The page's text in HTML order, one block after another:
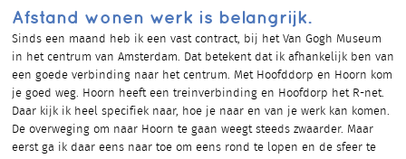
Afstand wonen werk is belangrijk.
Sinds een maand heb ik een vast contract, bij het Van Gogh Museum
in het centrum van Amsterdam. Dat betekent dat ik afhankelijk ben van
een goede verbinding naar het centrum. Met Hoofddorp en Hoorn kom
je goed weg. Hoorn heeft een treinverbinding en Hoofdorp het R-net.
Daar kijk ik heel specifiek naar, hoe je naar en van je werk kan komen.
De overweging om naar Hoorn te gaan weegt steeds zwaarder. Maar
eerst ga ik daar eens naar toe om eens rond te lopen en de sfeer te